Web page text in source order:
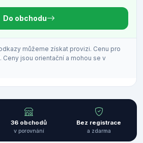
Do obchodu
můžeme získat provizi. Cenu pro
Ceny jsou orientační a mohou se v
36 obchodů
v porovnání
Bez registrace
a zdarma